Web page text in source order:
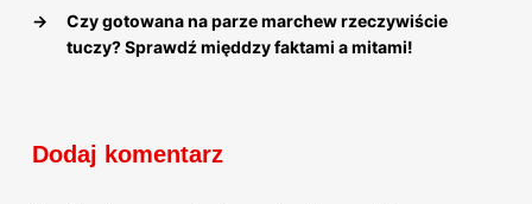
→
Czy gotowana na parze marchew rzeczywiście
tuczy? Sprawdź międdzy faktami a mitami!
Dodaj komentarz